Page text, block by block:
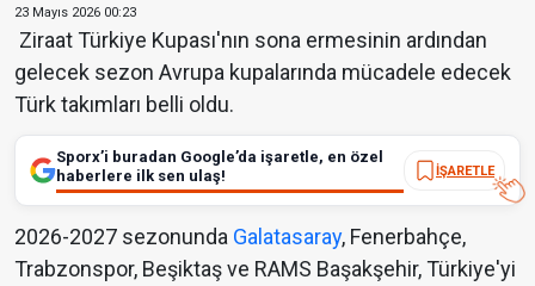
23 Mayıs 2026 00:23
Ziraat Türkiye Kupası'nın sona ermesinin ardından
gelecek sezon Avrupa kupalarında mücadele edecek
Türk takımları belli oldu.
Sporx’i buradan Google’da işaretle, en özel
haberlere ilk sen ulaş!
İŞARETLE
2026-2027 sezonunda Galatasaray, Fenerbahçe,
Trabzonspor, Beşiktaş ve RAMS Başakşehir, Türkiye'yi